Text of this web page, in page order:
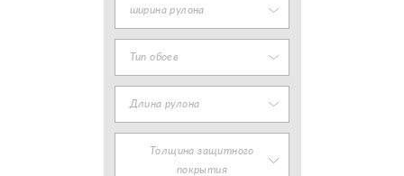
ширина рулона
Тип обоев
Длина рулона
Толщина защитного
покрытия